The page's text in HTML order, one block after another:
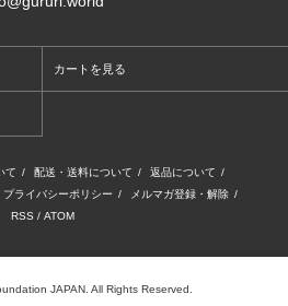
カートを見る
て / 配送・送料について / 返品について /
プライバシーポリシー / メルマガ登録・解除 /
RSS / ATOM
JAPAN. All Rights Reserved.